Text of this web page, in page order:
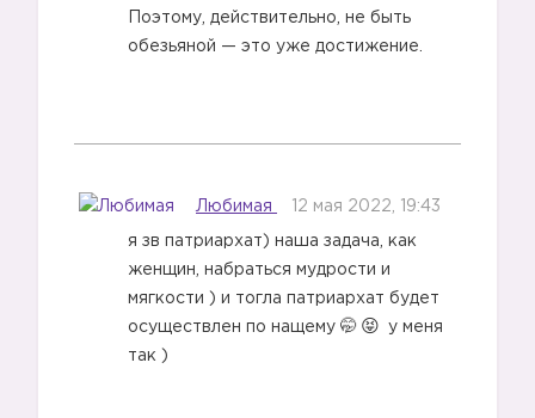
Поэтому, действительно, не быть
обезьяной — это уже достижение.
Любимая 12 мая 2022, 19:43
я зв патриархат) наша задача, как
женщин, набраться мудрости и
мягкости ) и тогла патриархат будет
осуществлен по нащему 🤭
у меня
так )